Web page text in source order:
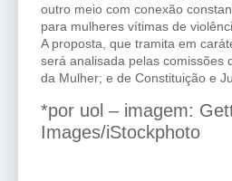
outro meio com conexão
para mulheres vítimas de
A proposta, que tramita em
será analisada pelas comissões
da Mulher; e de Constituição e
*por uol – imagem:
Images/iStockphoto